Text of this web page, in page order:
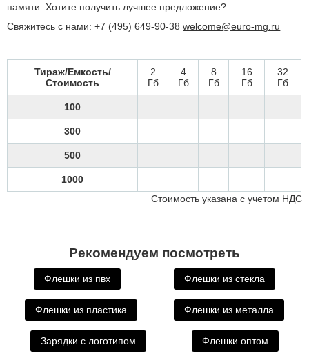
памяти. Хотите получить лучшее предложение?
Свяжитесь с нами: +7 (495) 649-90-38welcome@euro-mg.ru
Тираж/Емкость/
Стоимость
2
Гб
4
Гб
8
Гб
16
Гб
32
Гб
100
300
500
1000
Стоимость указана с учетом НДС
Рекомендуем посмотреть
Флешки из пвх Флешки из стекла
Флешки из пластика Флешки из металла
Зарядки с логотипом Флешки оптом